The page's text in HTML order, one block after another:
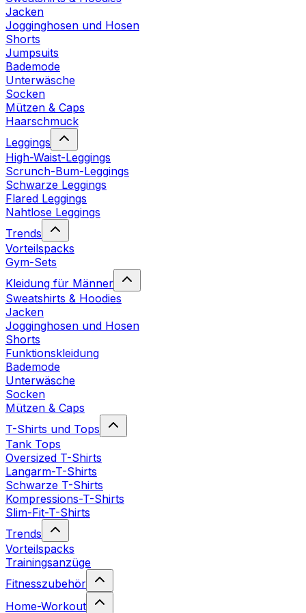
Jacken
Jogginghosen und Hosen
Shorts
Jumpsuits
Bademode
Unterwäsche
Socken
Mützen & Caps
Haarschmuck
Leggings
High-Waist-Leggings
Scrunch-Bum-Leggings
Schwarze Leggings
Flared Leggings
Nahtlose Leggings
Trends
Vorteilspacks
Gym-Sets
Kleidung für Männer
Sweatshirts & Hoodies
Jacken
Jogginghosen und Hosen
Shorts
Funktionskleidung
Bademode
Unterwäsche
Socken
Mützen & Caps
T-Shirts und Tops
Tank Tops
Oversized T-Shirts
Langarm-T-Shirts
Schwarze T-Shirts
Kompressions-T-Shirts
Slim-Fit-T-Shirts
Trends
Vorteilspacks
Trainingsanzüge
Fitnesszubehör
Home-Workout